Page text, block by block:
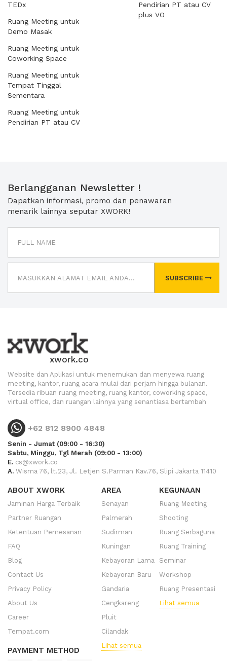
TEDx
Ruang Meeting untuk
Demo Masak
Ruang Meeting untuk
Coworking Space
Ruang Meeting untuk
Tempat Tinggal
Sementara
Ruang Meeting untuk
Pendirian PT atau CV
Pendirian PT atau CV
plus VO
Berlangganan Newsletter !
Dapatkan informasi, promo dan penawaran
menarik lainnya seputar XWORK!
SUBSCRIBE
xwork.co
Website dan Aplikasi untuk menemukan dan menyewa ruang
meeting, kantor, ruang acara mulai dari perjam hingga bulanan.
Tersedia ribuan ruang meeting, ruang kantor, coworking space,
virtual office, dan ruangan lainnya yang senantiasa bertambah
+62 812 8900 4848
Senin - Jumat (09:00 - 16:30)
Sabtu, Minggu, Tgl Merah (09:00 - 13:00)
E. cs@xwork.co
A. Wisma 76, lt.23, Jl. Letjen S.Parman Kav.76, Slipi Jakarta 11410
ABOUT XWORK
Jaminan Harga Terbaik
Partner Ruangan
Ketentuan Pemesanan
FAQ
Blog
Contact Us
Privacy Policy
About Us
Career
Tempat.com
PAYMENT METHOD
AREA
Senayan
Palmerah
Sudirman
Kuningan
Kebayoran Lama
Kebayoran Baru
Gandaria
Cengkareng
Pluit
Cilandak
Lihat semua
KEGUNAAN
Ruang Meeting
Shooting
Ruang Serbaguna
Ruang Training
Seminar
Workshop
Ruang Presentasi
Lihat semua